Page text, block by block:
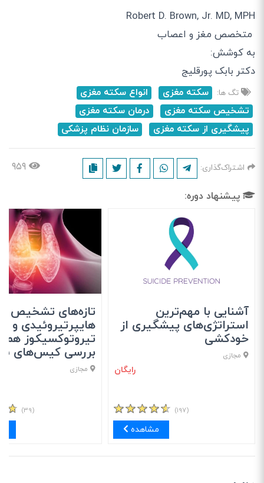
Robert D. Brown, Jr. MD, MPH
متخصص مغز و اعصاب
به کوشش:
دکتر بابک پورقلیج
تگ ها: سکته مغزی
انواع سکته مغزی
تشخیص سکته مغزی
درمان سکته مغزی
پیشگیری از سکته مغزی
سازمان نظام پزشکی
اشتراک‌گذاری: ۹۵۹
پیشنهاد دوره:
آشنایی با مهم‌ترین
استراتژی‌های پیشگیری از
خودکشی
مجازی
رایگان
(۱۹۷)
مشاهده
تازه‌های تشخیص و
هایپرتیروئیدی و
تیروتوکسیکوز
بررسی کیس‌های
مجازی
(۳۹)